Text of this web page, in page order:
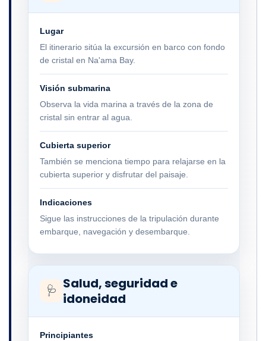
Lugar
El itinerario sitúa la excursión en barco con fondo
de cristal en Na'ama Bay.
Visión submarina
Observa la vida marina a través de la zona de
cristal sin entrar al agua.
Cubierta superior
También se menciona tiempo para relajarse en la
cubierta superior y disfrutar del paisaje.
Indicaciones
Sigue las instrucciones de la tripulación durante
embarque, navegación y desembarque.
🩺
Salud, seguridad e
idoneidad
Principiantes